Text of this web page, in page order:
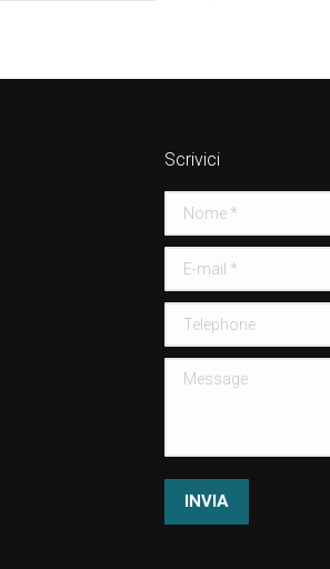
Scrivici
Nome *
E-mail *
Telephone
Message
INVIA